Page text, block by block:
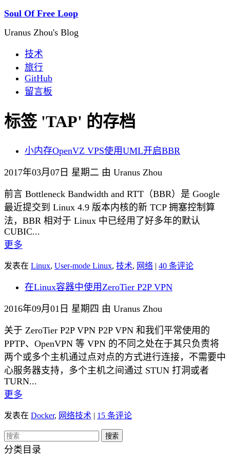
Soul Of Free Loop
Uranus Zhou's Blog
技术
旅行
GitHub
留言板
标签 'TAP' 的存档
小内存OpenVZ VPS使用UML开启BBR
2017年03月07日 星期二 由 Uranus Zhou
前言 Bottleneck Bandwidth and RTT（BBR）是 Google
最近提交到 Linux 4.9 版本内核的新 TCP 拥塞控制算
法，BBR 相对于 Linux 中已经用了好多年的默认
CUBIC...
更多
发表在 Linux, User-mode Linux, 技术, 网络 | 40 条评论
在Linux容器中使用ZeroTier P2P VPN
2016年09月01日 星期四 由 Uranus Zhou
关于 ZeroTier P2P VPN P2P VPN 和我们平常使用的
PPTP、OpenVPN 等 VPN 的不同之处在于其只负责将
两个或多个主机通过点对点的方式进行连接，不需要中
心服务器支持，多个主机之间通过 STUN 打洞或者
TURN...
更多
发表在 Docker, 网络技术 | 15 条评论
分类目录